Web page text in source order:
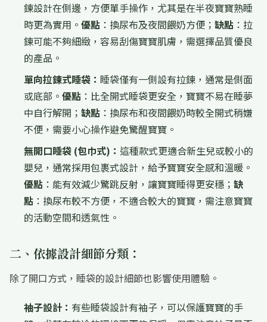
鍊設計在側邊，方便單手操作，尤其是在半夜寶寶熟睡
時更為實用。 優點 ：換尿布及夜間餵奶方便； 缺點 ：拉
鍊可能不夠細緻，容易刮傷寶寶肌膚，需選擇品質優良
的產品。
單向拉鍊式睡袋： 睡袋僅有一側設有拉鍊，通常是側面
或底部。 優點 ：比全開式睡袋更安全，寶寶不易在睡夢
中自行解開； 缺點 ：換尿布和夜間餵奶時較全開式稍嫌
不便，需要小心操作避免驚醒寶寶。
無開口睡袋 (包巾式)： 這種款式更適合新生兒或較小的
嬰兒，通常採用包裹式設計，給予寶寶安全感和溫暖。
優點 ：能有效減少驚跳反射，讓寶寶睡得更安穩； 缺
點 ：換尿布較不方便，不適合較大的寶寶，需注意寶寶
的活動空間和透氣性。
二、依據設計細節分類：
除了開口方式，睡袋的設計細節也影響使用體驗。
袖子設計： 有些睡袋設計有袖子，可以保護寶寶的手